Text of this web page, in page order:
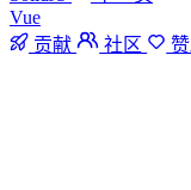
Vue
贡献
社区